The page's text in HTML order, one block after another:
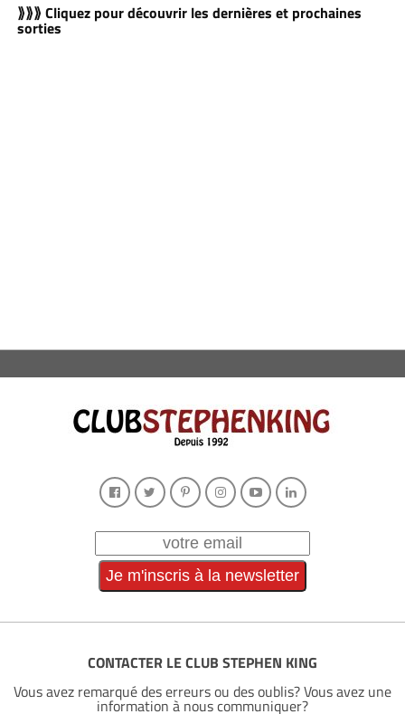
⟫⟫⟫ Cliquez pour découvrir les dernières et prochaines
sorties
CONTACTER LE CLUB STEPHEN KING
Vous avez remarqué des erreurs ou des oublis? Vous avez une
information à nous communiquer?